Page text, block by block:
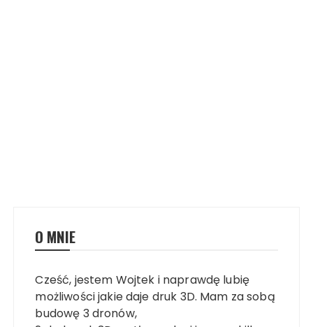
O MNIE
Cześć, jestem Wojtek i naprawdę lubię
możliwości jakie daje druk 3D. Mam za sobą
budowę 3 dronów,